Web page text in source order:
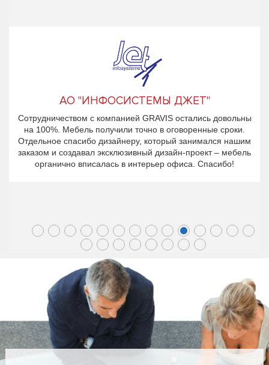
АО "ИНФОСИСТЕМЫ ДЖЕТ"
Сотрудничеством с компанией GRAVIS остались довольны
на 100%. Мебель получили точно в оговоренные сроки.
Отдельное спасибо дизайнеру, который занимался нашим
заказом и создавал эксклюзивный дизайн-проект – мебель
органично вписалась в интерьер офиса. Спасибо!